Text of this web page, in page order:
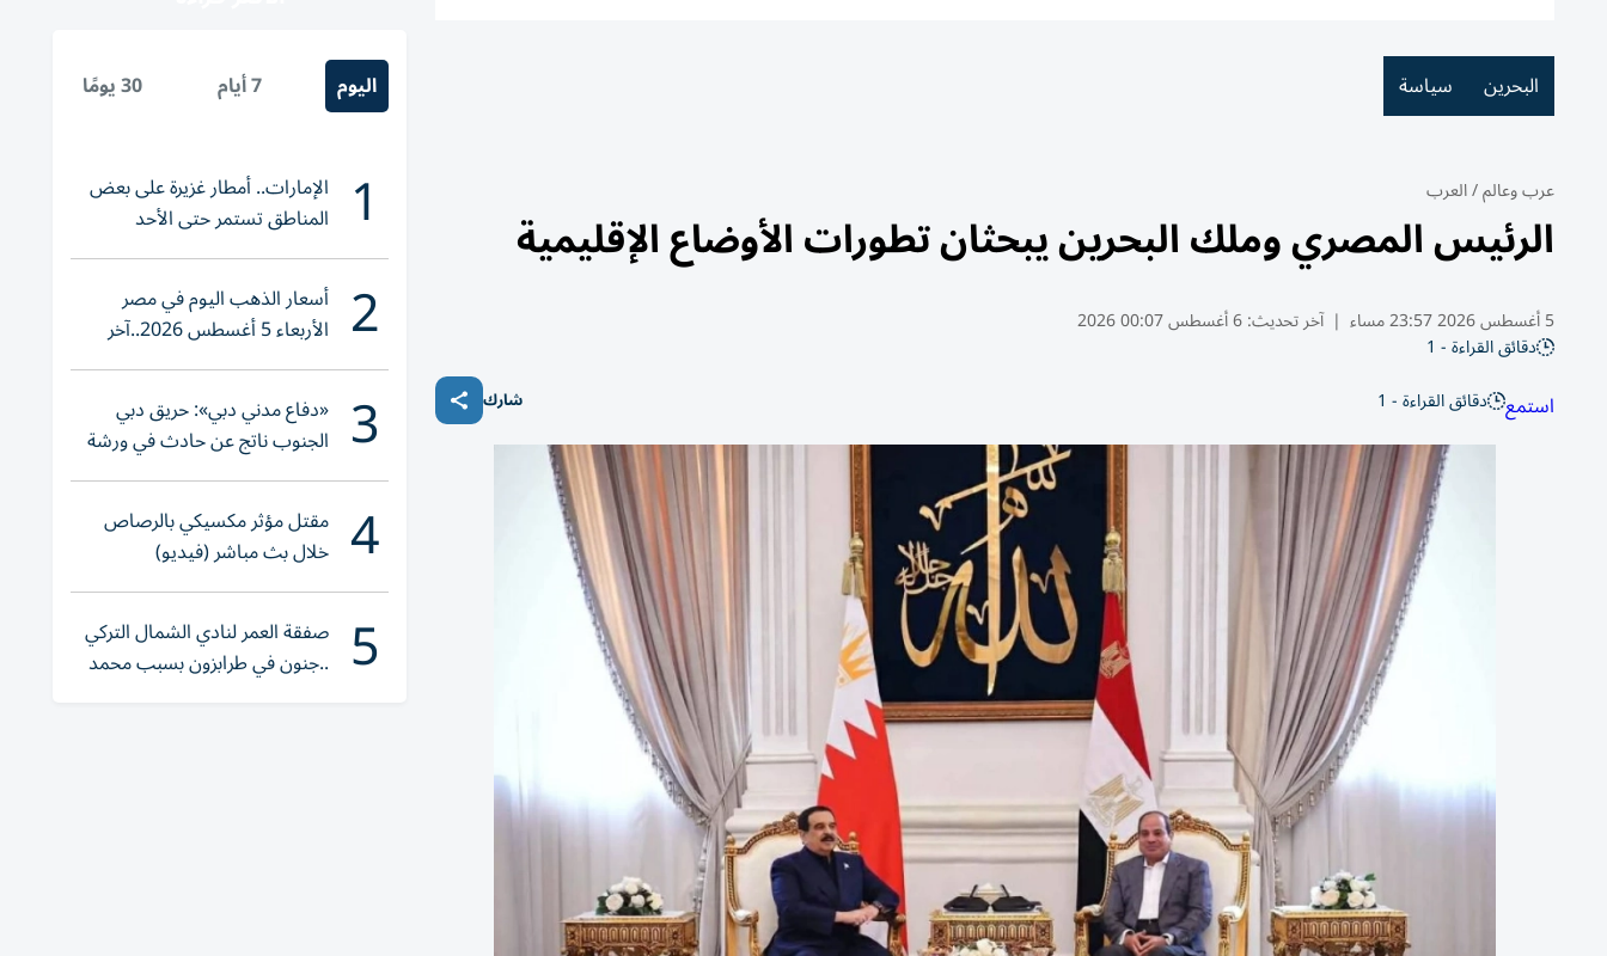
البحرين سياسة
عرب وعالم/العرب
الرئيس المصري وملك البحرين يبحثان تطورات الأوضاع الإقليمية
5 أغسطس 2026 23:57 مساء | آخر تحديث:6 أغسطس 00:07 2026
دقائق القراءة - 1
استمع دقائق القراءة - 1 شارك
اليوم 7 أيام 30 يومًا
1 الإمارات.. أمطار غزيرة على بعض
المناطق تستمر حتى الأحد
2 أسعار الذهب اليوم في مصر
الأربعاء 5 أغسطس 2026..آخر
تحديث لعيار 21
3 «دفاع مدني دبي»: حريق دبي
الجنوب ناتج عن حادث في ورشة
ولا إصابات
4 مقتل مؤثر مكسيكي بالرصاص
خلال بث مباشر (فيديو)
5 صفقة العمر لنادي الشمال التركي
..جنون في طرابزون بسبب محمد